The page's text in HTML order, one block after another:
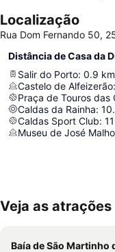
Localização
Rua Dom Fernando 50,
Distância de Casa da
Salir do Porto: 0.9 km
Castelo de Alfeizerão:
Caldas da Rainha:
Caldas Sport Club: 11
Museu de José
Veja as
Baía de São Martinho